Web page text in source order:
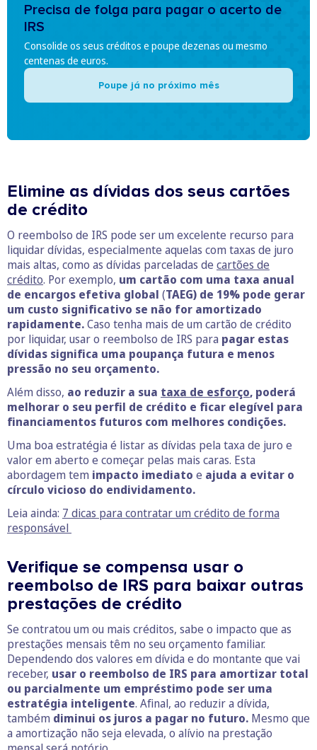
Precisa de folga para pagar o acerto de
IRS
Consolide os seus créditos e poupe dezenas ou mesmo
centenas de euros.
Poupe já no próximo mês
Elimine as dívidas dos seus cartões
de crédito
O reembolso de IRS pode ser um excelente recurso para
liquidar dívidas, especialmente aquelas com taxas de juro
mais altas, como as dívidas parceladas de cartões de
crédito. Por exemplo, um cartão com uma taxa anual
de encargos efetiva global (TAEG) de 19% pode gerar
um custo significativo se não for amortizado
rapidamente.Caso tenha mais de um cartão de crédito
por liquidar, usar o reembolso de IRS para pagar estas
dívidas significa uma poupança futura e menos
pressão no seu orçamento.
Além disso, ao reduzir a sua taxa de esforço, poderá
melhorar o seu perfil de crédito e ficar elegível para
financiamentos futuros com melhores condições.
Uma boa estratégia é listar as dívidas pela taxa de juro e
valor em aberto e começar pelas mais caras. Esta
abordagem tem impacto imediato e ajuda a evitar o
círculo vicioso do endividamento.
Leia ainda: 7 dicas para contratar um crédito de forma
responsável
Verifique se compensa usar o
reembolso de IRS para baixar outras
prestações de crédito
Se contratou um ou mais créditos, sabe o impacto que as
prestações mensais têm no seu orçamento familiar.
Dependendo dos valores em dívida e do montante que vai
receber, usar o reembolso de IRS para amortizar total
ou parcialmente um empréstimo pode ser uma
estratégia inteligente. Afinal, ao reduzir a dívida,
também diminui os juros a pagar no futuro. Mesmo que
a amortização não seja elevada, o alívio na prestação